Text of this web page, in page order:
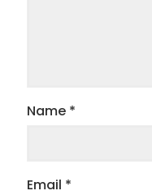
Name *
Email *